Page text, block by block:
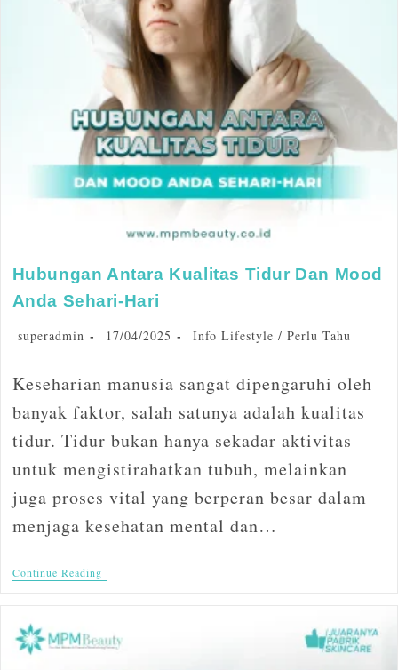
Hubungan Antara Kualitas Tidur Dan Mood
Anda Sehari-Hari
superadmin 17/04/2025 Info Lifestyle / Perlu Tahu
Keseharian manusia sangat dipengaruhi oleh
banyak faktor, salah satunya adalah kualitas
tidur. Tidur bukan hanya sekadar aktivitas
untuk mengistirahatkan tubuh, melainkan
juga proses vital yang berperan besar dalam
menjaga kesehatan mental dan…
Continue Reading